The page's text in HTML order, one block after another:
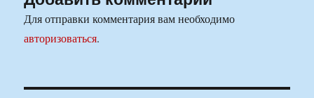
Для отправки комментария вам необходимо
авторизоваться.